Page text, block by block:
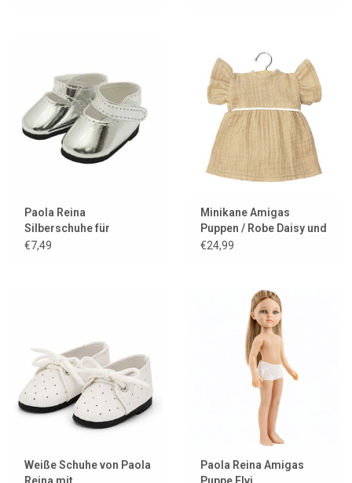
Paola Reina
Silberschuhe für
Amigas-Puppen
€7,49
Minikane Amigas
Puppen / Robe Daisy und
Gaze aus Baumwolle mit
€24,99
Weiße Schuhe von Paola
Paola Reina Amigas